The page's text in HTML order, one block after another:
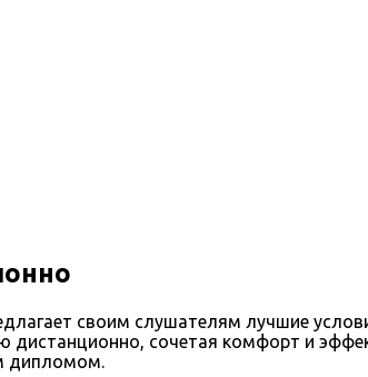
своим слушателям лучшие
сочетая комфорт и
дипломом.